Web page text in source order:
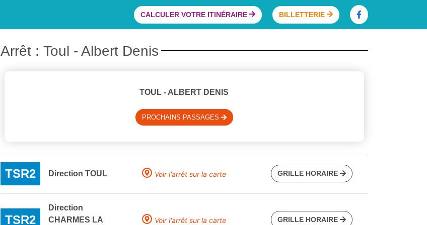
CALCULER VOTRE ITINÉRAIRE BILLETTERIE
Arrêt : Toul - Albert Denis
TOUL - ALBERT DENIS
PROCHAINS PASSAGES
TSR2 Direction TOUL Voir l'arrêt sur la carte GRILLE HORAIRE
TSR2
Direction
CHARMES LA
Voir l'arrêt sur la carte GRILLE HORAIRE